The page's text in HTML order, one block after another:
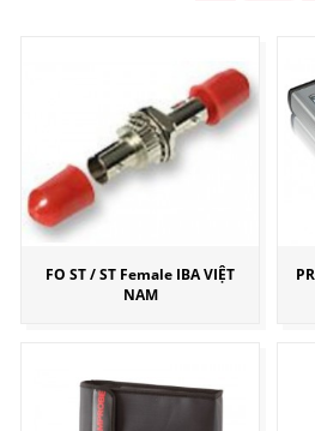
FO ST / ST Female IBA VIỆT
NAM